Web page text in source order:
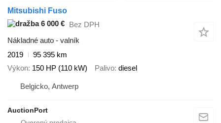
Mitsubishi Fuso
6 000 € Bez DPH
Nákladné auto - valník
2019
95 395 km
Výkon 150 HP (110 kW) Palivo diesel
Belgicko, Antwerp
AuctionPort